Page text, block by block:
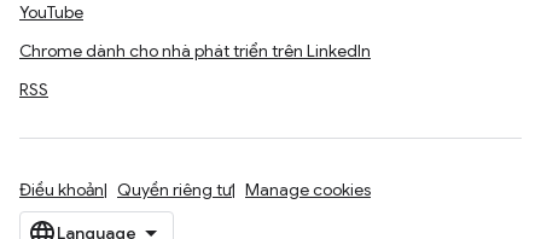
YouTube
Chrome dành cho nhà phát triển trên LinkedIn
RSS
Điều khoản Quyền riêng tư Manage cookies